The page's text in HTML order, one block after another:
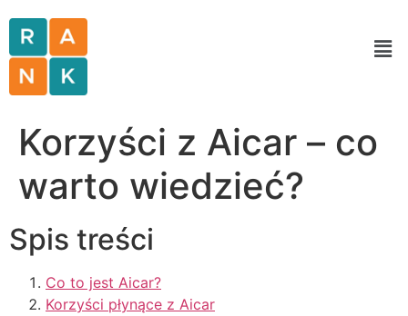
Korzyści z Aicar – co
warto wiedzieć?
Spis treści
Co to jest Aicar?
Korzyści płynące z Aicar